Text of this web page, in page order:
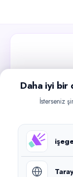
Güncel iş
©
Daha iyi bir
İsterseniz